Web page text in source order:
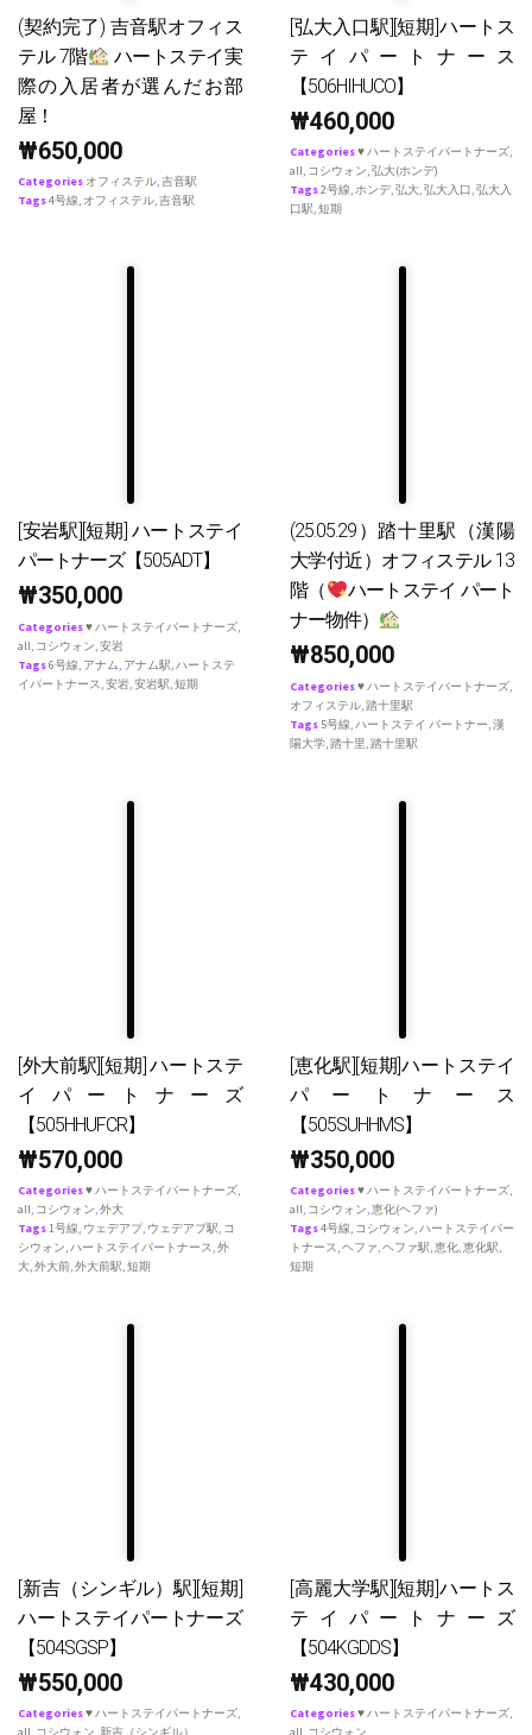
(契約完了) 吉音駅オフィス
テル 7階
ハートステイ実
際の入居者が選んだお部
屋！
₩650,000
Categories オフィステル,吉音駅
Tags4号線, オフィステル,吉音駅
[弘大入口駅][短期]ハートス
テイパートナース
【506HIHUCO】
₩460,000
Categories♥ ハートステイパートナーズ,
all, コシウォン,弘大(ホンデ)
Tags2号線,ホンデ,弘大,弘大入口,弘大入
口駅,短期
[安岩駅][短期] ハートステイ
パートナーズ【505ADT】
₩350,000
Categories♥ ハートステイパートナーズ
all コシウォン 安岩
Tags6号線 アナム アナム駅 ハートステ
イパートナース 安岩 安岩駅 短期
(25.05.29）踏十里駅（漢陽
大学付近）オフィステル 13
階（
ハートステイ パート
ナー物件）
₩850,000
Categories♥ ハートステイパートナーズ
オフィステル 踏十里駅
Tags 5号線 ハートステイ パートナー 漢
陽大学 踏十里 踏十里駅
[外大前駅][短期] ハートステ
イパートナーズ
【505HHUFCR】
₩570,000
Categories♥ ハートステイパートナーズ,
all, コシウォン,外大
Tags1号線, ウェデアプ, ウェデアプ駅, コ
シウォン,ハートステイパートナース,外
大,外大前,外大前駅,短期
[恵化駅][短期]ハートステイ
パートナース
【505SUHHMS】
₩350,000
Categories♥ ハートステイパートナーズ,
all, コシウォン,恵化(ヘファ)
Tags4号線, コシウォン,ハートステイパー
トナース,ヘファ,ヘファ駅,恵化,恵化駅,
短期
[新吉（シンギル）駅][短期]
ハートステイパートナーズ
【504SGSP】
₩550,000
Categories♥ ハートステイパートナーズ,
[高麗大学駅][短期]ハートス
テイパートナーズ
【504KGDDS】
₩430,000
Categories♥ ハートステイパートナーズ,